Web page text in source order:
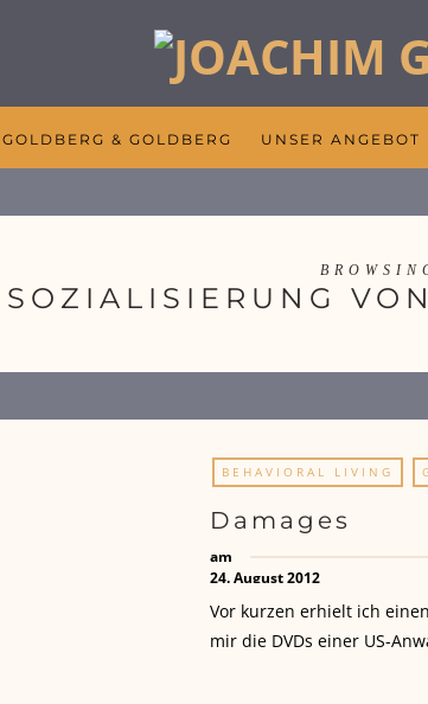
GOLDBERG & GOLDBERG UNSER ANGEBOT
SOZIALISIERUNG
BEHAVIORAL LIVING
Damages
am
24. August 2012
Vor kurzen erhielt ich
mir die DVDs einer US-